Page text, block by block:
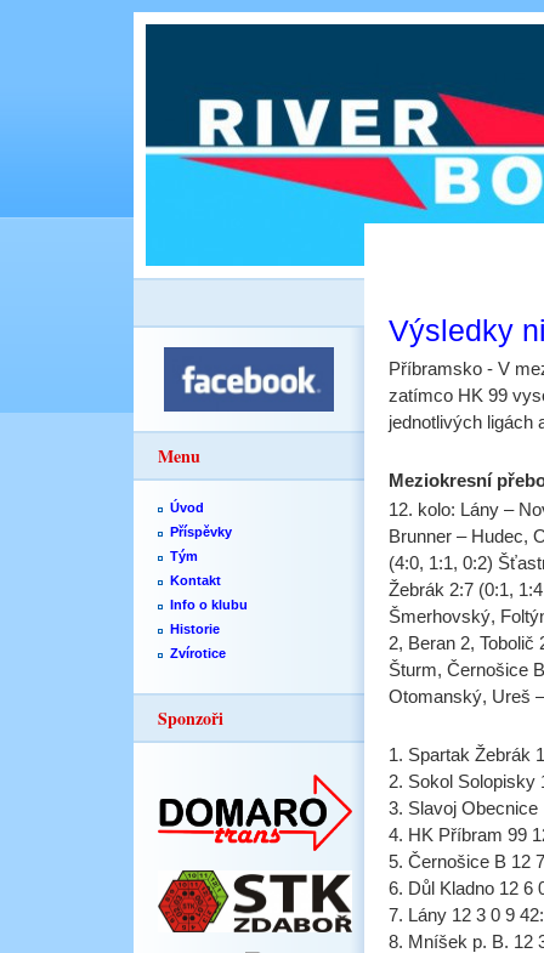
Menu
Úvod
Příspěvky
Tým
Kontakt
Info o klubu
Historie
Zvírotice
Sponzoři
Výsledky
Příbramsko - V
zatímco HK 99
jednotlivých ligách
Meziokresní
12. kolo: Lány –
Brunner – Hudec,
(4:0, 1:1, 0:2)
Žebrák 2:7 (0:1,
Šmerhovský,
2, Beran 2,
Šturm, Černošice
Otomanský, Ureš
1. Spartak Žebrák
2. Sokol Solopisky
3. Slavoj Obecnice
4. HK Příbram 99
5. Černošice B 12
6. Důl Kladno 12 6
7. Lány 12 3 0 9
8. Mníšek p. B. 12